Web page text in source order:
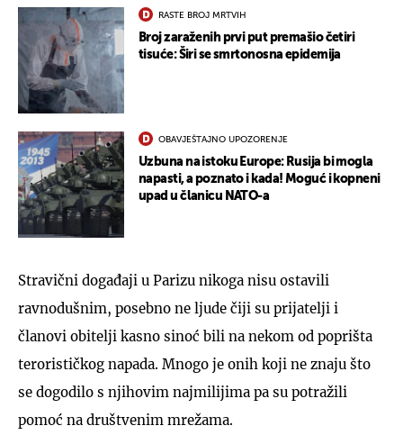
RASTE BROJ MRTVIH
Broj zaraženih prvi put premašio četiri
tisuće: Širi se smrtonosna epidemija
OBAVJEŠTAJNO UPOZORENJE
Uzbuna na istoku Europe: Rusija bi mogla
napasti, a poznato i kada! Moguć i kopneni
upad u članicu NATO-a
Stravični događaji u Parizu nikoga nisu ostavili
ravnodušnim, posebno ne ljude čiji su prijatelji i
članovi obitelji kasno sinoć bili na nekom od poprišta
terorističkog napada. Mnogo je onih koji ne znaju što
se dogodilo s njihovim najmilijima pa su potražili
pomoć na društvenim mrežama.